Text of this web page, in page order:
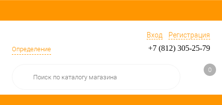
Определение
Вход Регистрация
+7 (812) 305-25-79
0